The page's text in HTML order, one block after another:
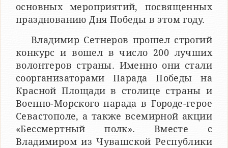
основных мероприятий, посвященных
празднованию Дня Победы в этом году.
Владимир Сетнеров прошел строгий
конкурс и вошел в число 200 лучших
волонтеров страны. Именно они стали
соорганизаторами Парада Победы на
Красной Площади в столице страны и
Военно-Морского парада в Городе-герое
Севастополе, а также всемирной акции
«Бессмертный полк». Вместе с
Владимиром из Чувашской Республики